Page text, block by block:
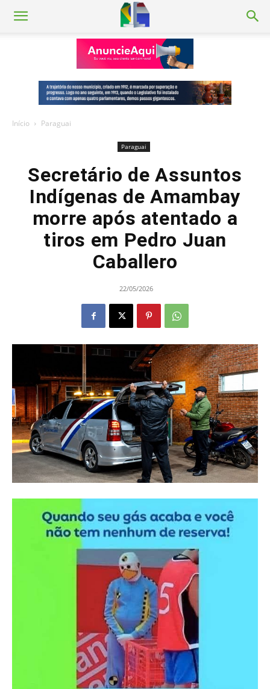
Início Paraguai
Paraguai
Secretário de Assuntos
Indígenas de Amambay
morre após atentado a
tiros em Pedro Juan
Caballero
22/05/2026